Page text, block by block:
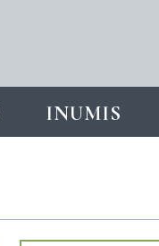
INUMIS